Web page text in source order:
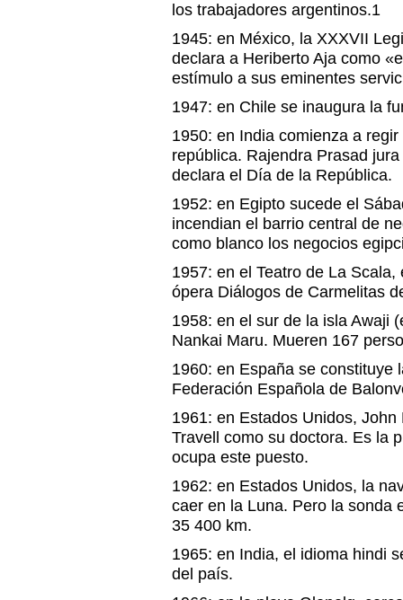
los trabajadores argentinos.1
1945: en México, la XXXVII
declara a Heriberto Aja como
estímulo a sus eminentes
1947: en Chile se inaugura la
1950: en India comienza a
república. Rajendra Prasad
declara el Día de la República.
1952: en Egipto sucede el
incendian el barrio central de
como blanco los negocios
1957: en el Teatro de La
ópera Diálogos de Carmelitas
1958: en el sur de la isla Awaji
Nankai Maru. Mueren 167
1960: en España se constituye
Federación Española de
1961: en Estados Unidos,
Travell como su doctora. Es la
ocupa este puesto.
1962: en Estados Unidos, la
caer en la Luna. Pero la sonda
35 400 km.
1965: en India, el idioma hindi
del país.